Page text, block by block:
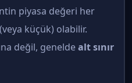
piyasa değeri her
küçük) olabilir.
değil, geneldealt sınır